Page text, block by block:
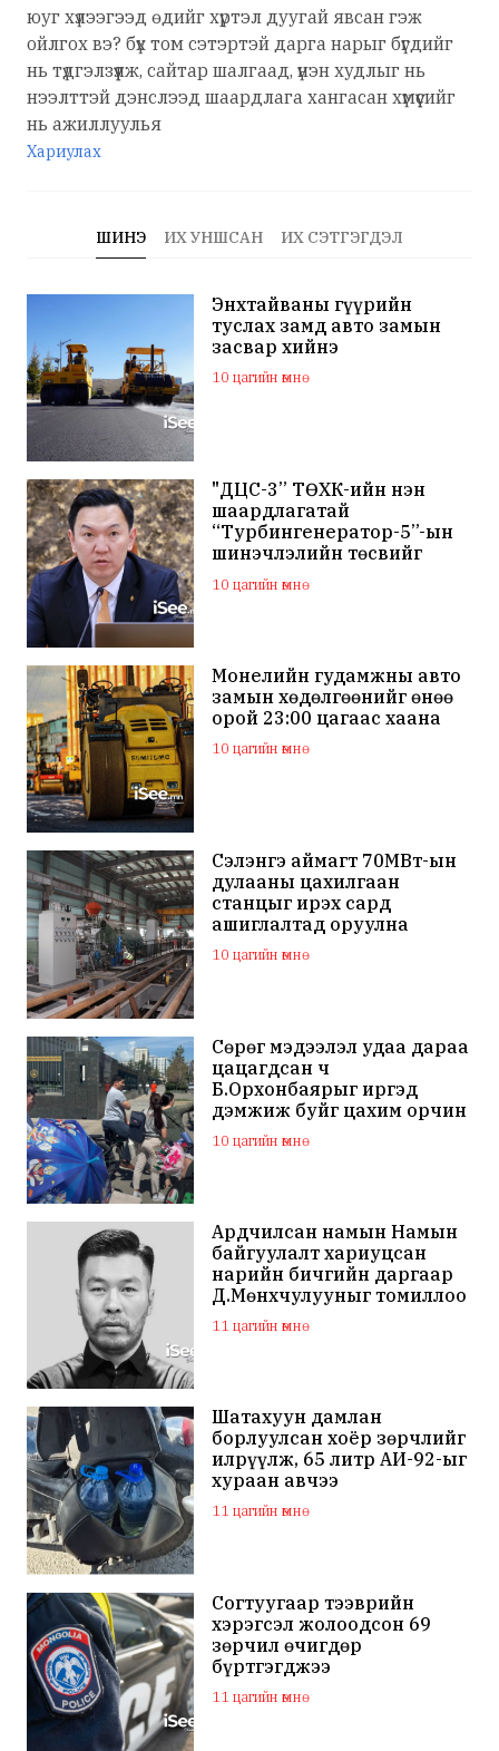
юуг хүлээгээд өдийг хүртэл дуугай явсан гэж
ойлгох вэ? бүх том сэтэртэй дарга нарыг бүгдийг
нь түдгэлзүүлж, сайтар шалгаад, үнэн худлыг нь
нээлттэй дэнслээд шаардлага хангасан хүмүүсийг
нь ажиллуулья
Хариулах
ШИНЭ ИХ УНШСАН ИХ СЭТГЭГДЭЛ
Энхтайваны гүүрийн
туслах замд авто замын
засвар хийнэ
10 цагийн өмнө
"ДЦС-3” ТӨХК-ийн нэн
шаардлагатай
“Турбингенератор-5”-ын
шинэчлэлийн төсвийг
шийдвэрлэхээр болов
10 цагийн өмнө
Монелийн гудамжны авто
замын хөдөлгөөнийг өнөө
орой 23:00 цагаас хаана
10 цагийн өмнө
Сэлэнгэ аймагт 70МВт-ын
дулааны цахилгаан
станцыг ирэх сард
ашиглалтад оруулна
10 цагийн өмнө
Сөрөг мэдээлэл удаа дараа
цацагдсан ч
Б.Орхонбаярыг иргэд
дэмжиж буйг цахим орчин
дахь сэтгэгдэл харууллаа
10 цагийн өмнө
Ардчилсан намын Намын
байгуулалт хариуцсан
нарийн бичгийн даргаар
Д.Мөнхчулууныг томиллоо
11 цагийн өмнө
Шатахуун дамлан
борлуулсан хоёр зөрчлийг
илрүүлж, 65 литр АИ-92-ыг
хураан авчээ
11 цагийн өмнө
Согтуугаар тээврийн
хэрэгсэл жолоодсон 69
зөрчил өчигдөр
бүртгэгджээ
11 цагийн өмнө